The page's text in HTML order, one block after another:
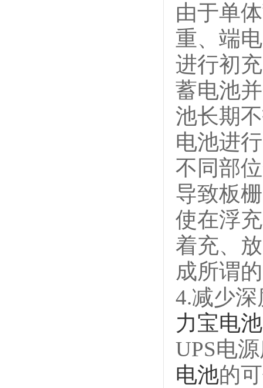
由于单
重、端
进行初
蓄电池
池长期
电池进
不同部
导致板
使在浮
着充、
成所谓
4.减少
力宝电池
UPS电
电池的